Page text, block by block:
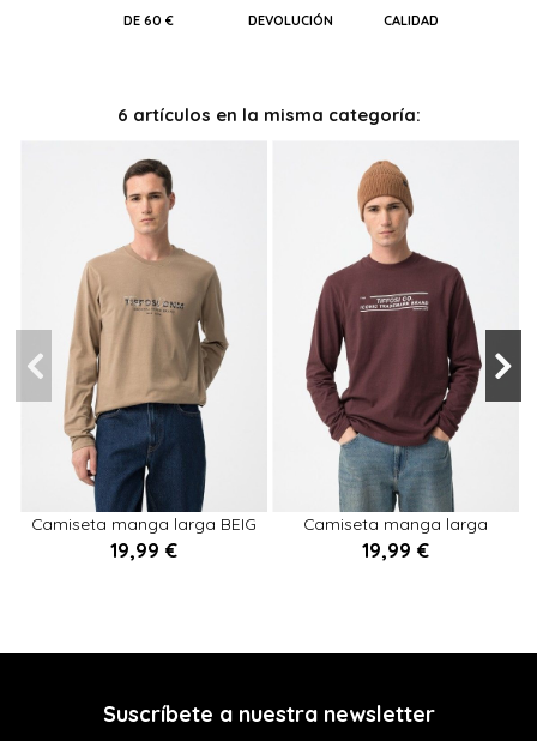
DE 60 €
DEVOLUCIÓN
CALIDAD
6 artículos en la misma categoría:
Camiseta manga larga BEIG
19,99 €
S
Añadir al carrito
Camiseta manga larga
GRANATE
19,99 €
L
Añadir al carrito
Suscríbete a nuestra newsletter